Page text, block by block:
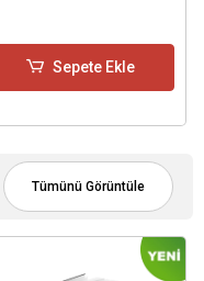
Sepete Ekle
Tümünü Görüntüle